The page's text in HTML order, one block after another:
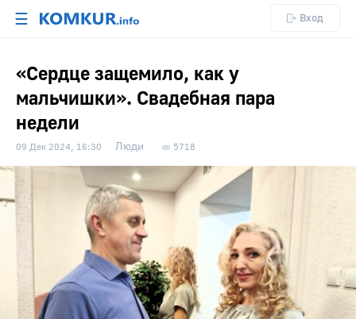
☰ Вход
«Сердце защемило, как у
мальчишки». Свадебная пара
недели
09 Дек 2024, 16:30 Люди 5718